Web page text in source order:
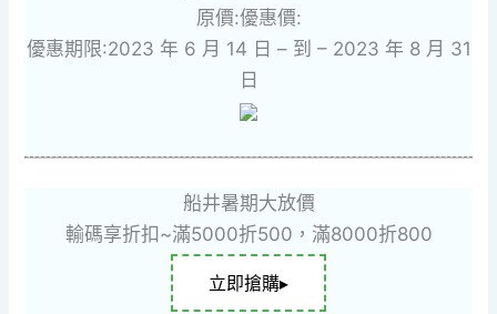
原價:優惠價:
優惠期限:2023 年 6 月 14 日 – 到 – 2023 年 8 月 31
日
船井暑期大放價
輸碼享折扣~滿5000折500，滿8000折800
立即搶購▸